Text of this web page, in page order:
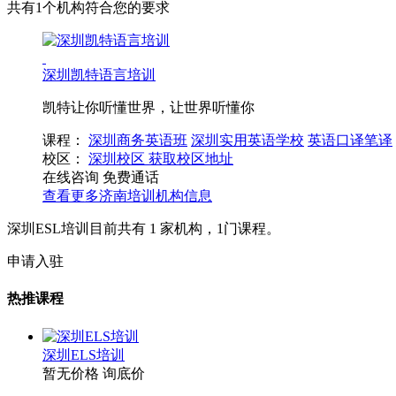
共有1个机构符合您的要求
深圳凯特语言培训
凯特让你听懂世界，让世界听懂你
课程： 深圳商务英语班 深圳实用英语学校 英语口译笔译
校区：
深圳校区 获取校区地址
在线咨询 免费通话
查看更多济南培训机构信息
深圳ESL培训目前共有 1 家机构， 1 门课程。
申请入驻
热推课程
深圳ELS培训
暂无价格 询底价